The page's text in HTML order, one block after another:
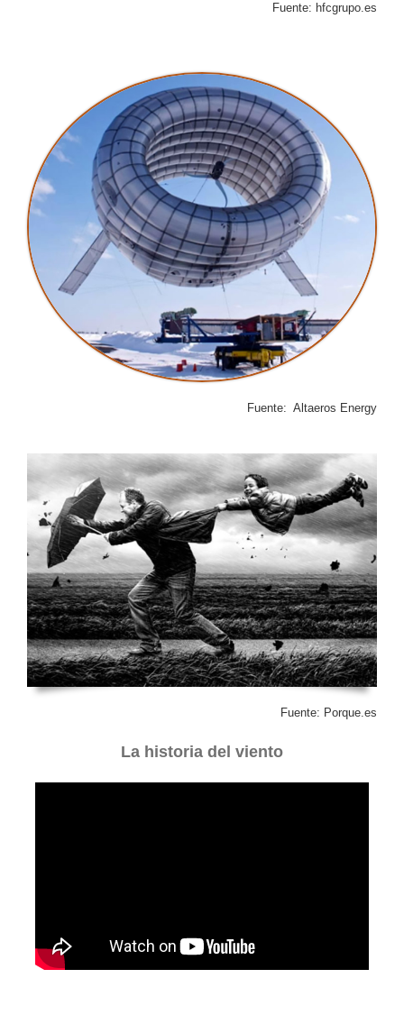
Fuente: hfcgrupo.es
Fuente: Altaeros Energy
Fuente: Porque.es
La historia del viento